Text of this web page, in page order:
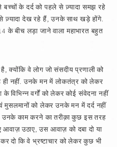
बच्चों के दर्द को पहले से ज़्यादा समझ रहे
ज़्यादा देख रहे हैं, उनके साथ खड़े होंगे.
के बीच लड़ा जाने वाला महाभारत बहुत
क्योंकि वे लोग जो संसदीय प्रणाली को
नहीं. उनके मन में लोकतंत्र को लेकर
वर्गों को लेकर कोई संवेदना नहीं
मुसलमानों को लेकर उनके मन में दर्द नहीं
उनके काम करने का तरीक़ा कुछ इस तरह
उठाए, उस आवाज़ को दबा दो या
दो कि वे भ्रष्टाचार को लेकर कुछ भी